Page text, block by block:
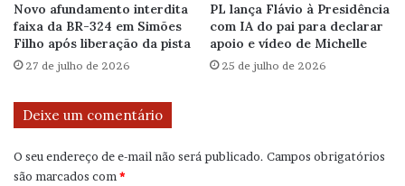
Novo afundamento interdita
faixa da BR-324 em Simões
Filho após liberação da pista
27 de julho de 2026
PL lança Flávio à Presidência
com IA do pai para declarar
apoio e vídeo de Michelle
25 de julho de 2026
Deixe um comentário
O seu endereço de e-mail não será publicado. Campos obrigatórios
são marcados com*